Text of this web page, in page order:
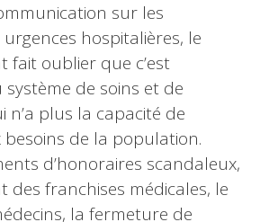
sur les
hospitalières, le
fait oublier que c’est
système de soins et de
n’a plus la capacité de
de la population.
d’honoraires scandaleux,
des franchises médicales, le
la fermeture de